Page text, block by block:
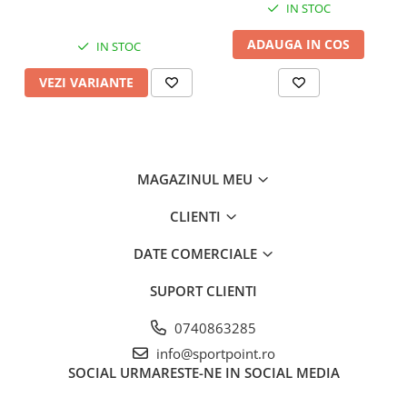
IN STOC
VEZI VARIANTE
IN STOC
ADAUGA IN COS
MAGAZINUL MEU
CLIENTI
DATE COMERCIALE
SUPORT CLIENTI
0740863285
info@sportpoint.ro
SOCIAL URMARESTE-NE IN SOCIAL MEDIA